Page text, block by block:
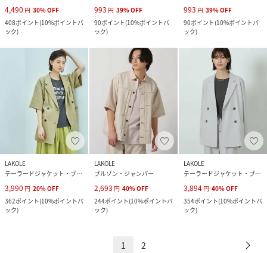
4,490 円 30%OFF
408ポイント(10%ポイントバ
ック)
993 円 39%OFF
90ポイント(10%ポイントバ
ック)
993 円 39%OFF
90ポイント(10%ポイントバ
ック)
LAKOLE
テーラードジャケット・ブレザー
3,990 円 20%OFF
362ポイント(10%ポイントバ
ック)
LAKOLE
ブルゾン・ジャンパー
2,693 円 40%OFF
244ポイント(10%ポイントバ
ック)
LAKOLE
テーラードジャケット・ブレザー
3,894 円 40%OFF
354ポイント(10%ポイントバ
ック)
1 2